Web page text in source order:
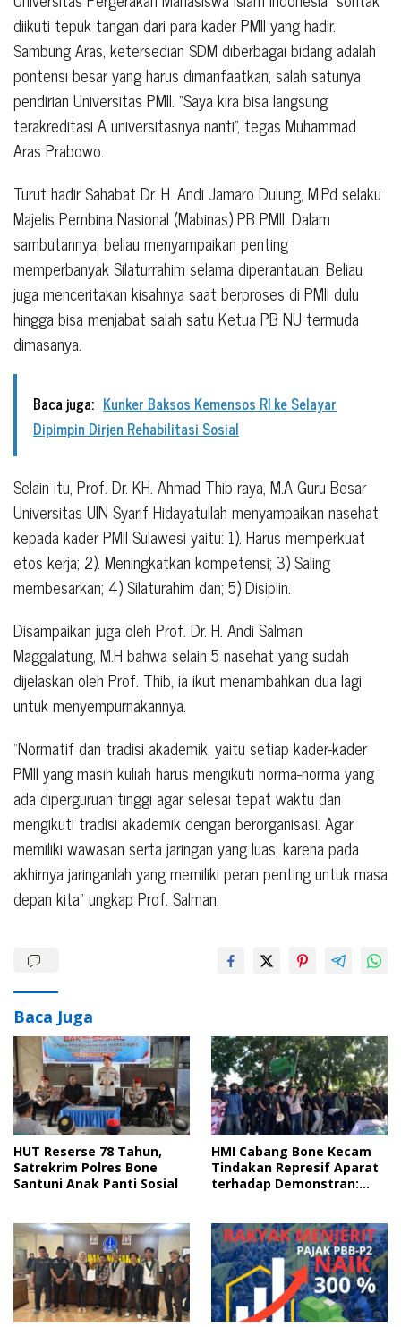
diikuti tepuk tangan dari para kader PMII yang hadir.
Sambung Aras, ketersedian SDM diberbagai bidang adalah
pontensi besar yang harus dimanfaatkan, salah satunya
pendirian Universitas PMII. “Saya kira bisa langsung
terakreditasi A universitasnya nanti”, tegas Muhammad
Aras Prabowo.
Turut hadir Sahabat Dr. H. Andi Jamaro Dulung, M.Pd selaku
Majelis Pembina Nasional (Mabinas) PB PMII. Dalam
sambutannya, beliau menyampaikan penting
memperbanyak Silaturrahim selama diperantauan. Beliau
juga menceritakan kisahnya saat berproses di PMII dulu
hingga bisa menjabat salah satu Ketua PB NU termuda
dimasanya.
Baca juga: Kunker Baksos Kemensos RI ke Selayar
Dipimpin Dirjen Rehabilitasi Sosial
Selain itu, Prof. Dr. KH. Ahmad Thib raya, M.A Guru Besar
Universitas UIN Syarif Hidayatullah menyampaikan nasehat
kepada kader PMII Sulawesi yaitu: 1). Harus memperkuat
etos kerja; 2). Meningkatkan kompetensi; 3) Saling
membesarkan; 4) Silaturahim dan; 5) Disiplin.
Disampaikan juga oleh Prof. Dr. H. Andi Salman
Maggalatung, M.H bahwa selain 5 nasehat yang sudah
dijelaskan oleh Prof. Thib, ia ikut menambahkan dua lagi
untuk menyempurnakannya.
“Normatif dan tradisi akademik, yaitu setiap kader-kader
PMII yang masih kuliah harus mengikuti norma-norma yang
ada diperguruan tinggi agar selesai tepat waktu dan
mengikuti tradisi akademik dengan berorganisasi. Agar
memiliki wawasan serta jaringan yang luas, karena pada
akhirnya jaringanlah yang memiliki peran penting untuk masa
depan kita” ungkap Prof. Salman.
Baca Juga
HUT Reserse 78 Tahun,
Satrekrim Polres Bone
Santuni Anak Panti Sosial
HMI Cabang Bone Kecam
Tindakan Represif Aparat
terhadap Demonstran: